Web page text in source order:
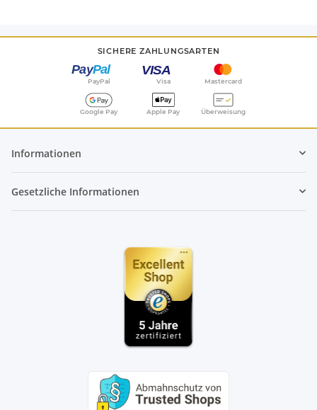
SICHERE ZAHLUNGSARTEN
PayPal Visa Mastercard
Google Pay Apple Pay Überweisung
Informationen
Gesetzliche Informationen